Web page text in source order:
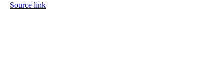
Source link